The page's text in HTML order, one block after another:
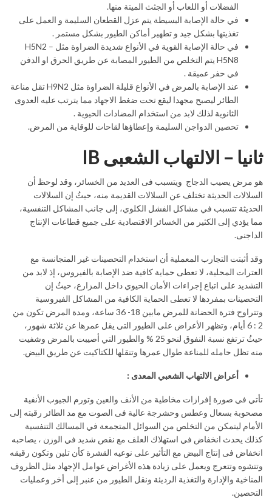
الفضلات أو اللعاب أو الجثث الميتة منها.
في حالة الإصابة البسيطة يتم عزل القطعان السليمة و العمل على
تغذيتها بشكل جيد و تطهير أماكن الطيور بشكل مستمر .
في حالة الإصابة القوية في الأنواع شديدة الضراوة مثل H5N2 –
H5N8 يتم التخلص من الطيور المصابة عن طريق الحرق او الدفن
في حفر عميقة .
عند الإصابة بالمرض في الأنواع قليلة الضراوة مثل H9N2 تقل مناعة
الطائر ليصبح مجهدا ليقع تحت ضغط الاجهاد مما يترتب عليه العدوى
الثانوية لذلك لابد من استخدام المضادات الحيوية .
تحصين الدواجن السليمة وإعطاؤها لقاحات للوقاية من المرض.
ثانيا – الالتهاب الشعبى IB
هو مرض يصيب الدجاج ويتسبب فى العديد من الخسائر، وقد لوحظ أن
السلالات الحديثة تختلف عن السلالات القديمة منه، حيثُ إن السلالات
الحديثة تتسبب في مشاكل الفشل الكلوي، إلى جانب المشاكل التنفسية،
مما يؤدي إلى الكثير من الخسائر الاقتصادية على جميع قطاعات الإنتاج
الداجنى.
وقد أثبتت التجارب المعملية أن استخدام التحصينات غير المتجانسة مع
العترات المحلية، لا تعطى حماية كافية ضد الإصابة بالفيروس، إذ لابد من
التشديد على اتباع إجراءات الأمان الحيوي داخل المزارع، حيثُ إن
التحصينات بمفردها لا تعطى الحماية الكافية من المشاكل الفيروسية
وتتراوح فترة الحضانة للمرض مابين 18- 36 ساعة، ومدة المرض تكون من
2 : 6 أيام، وتظهر الأعراض على الطيور التى يقل عمرها عن ثلاثة شهور،
حيثُ ترتفع نسبة النفوق لنحو 25 % والطيور التي أصيبت بالمرض وشفيت
منه تظل حامله للمناعة طوال عمرها وتنقلها للكتاكيت عن طريق البيض.
أعراض الالتهاب الشعبي المعدى :
تأتي في صورة إفرازات مخاطية من الأنف والعين وتورم الجيوب الأنفية
مصحوبة بسعال وعطس وحشرجة عالية فى الصوت مع مد الطائر رقبته إلى
الأمام ليتمكن من التخلص من السوائل المتجمعة في المسالك التنفسية
كذلك يحدث انخفاض في استهلاك العلف مع نقص شديد في الوزن ، يصاحبه
انخفاض فى إنتاج البيض مع التأثير على نوعيه القشرة كأن تلين وتكون رقيقه
وتتشوه وتتعرج ويعمل على زيادة هذه الأغراض عوامل الإجهاد مثل الظروف
المناخية والإدارة والتغذية الرديئة ونقل الطيور من عنبر إلى أخر وعمليات
التحصين.